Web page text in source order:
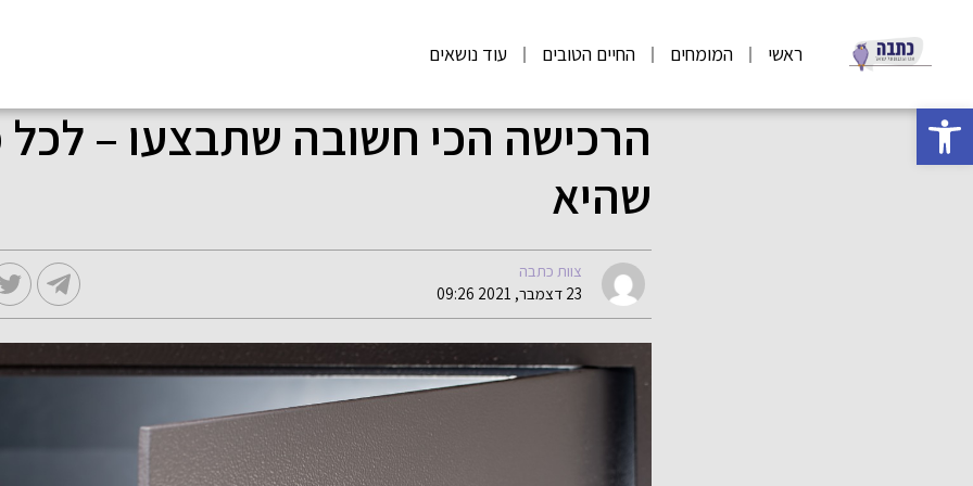
פתח סרגל נגישות
ראשי המומחים החיים הטובים עוד נושאים
הרכישה הכי חשובה שתבצעו –
שהיא
צוות כתבה
23 דצמבר, 2021 09:26